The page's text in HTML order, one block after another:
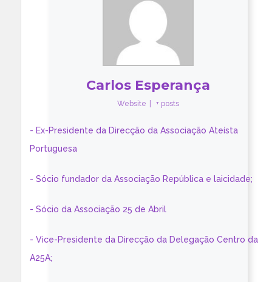
Carlos Esperança
Website + posts
- Ex-Presidente da Direcção da Associação Ateísta
Portuguesa
- Sócio fundador da Associação República e laicidade;
- Sócio da Associação 25 de Abril
- Vice-Presidente da Direcção da Delegação Centro da
A25A;